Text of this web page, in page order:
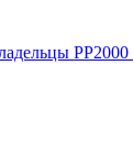
PP2000